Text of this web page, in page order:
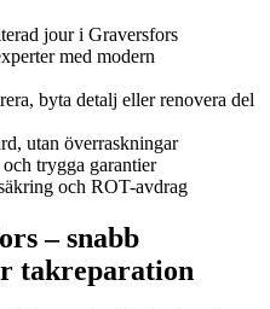
jour i Graversfors
med modern
byta detalj eller renovera del
utan överraskningar
trygga garantier
och ROT-avdrag
– snabb
takreparation